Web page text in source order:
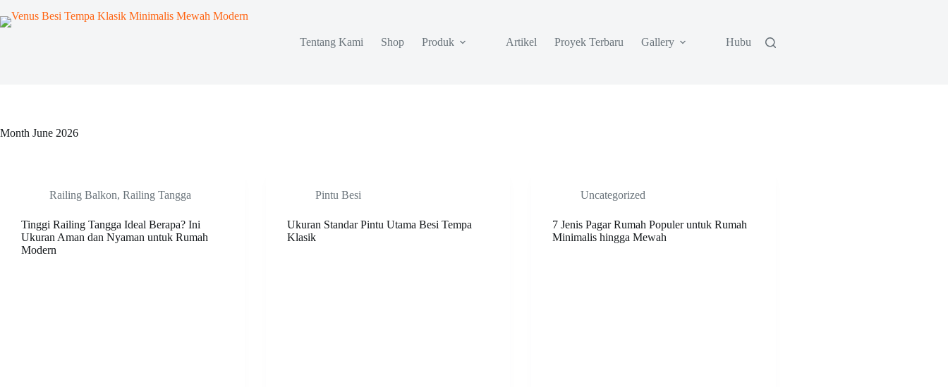
to
content
Tentang Kami
Shop Produk Artikel Proyek Terbaru Gallery Hubungi Kami
Month June 2026
Railing Balkon, Railing Tangga
Tinggi Railing Tangga Ideal Berapa? Ini
Ukuran Aman dan Nyaman untuk Rumah
Modern
Pintu Besi
Ukuran Standar Pintu Utama Besi Tempa
Klasik
Uncategorized
7 Jenis Pagar Rumah Populer untuk Rumah
Minimalis hingga Mewah